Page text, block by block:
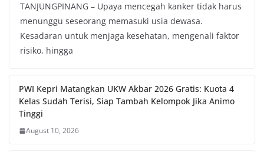
TANJUNGPINANG – Upaya mencegah kanker tidak harus
menunggu seseorang memasuki usia dewasa.
Kesadaran untuk menjaga kesehatan, mengenali faktor
risiko, hingga
PWI Kepri Matangkan UKW Akbar 2026 Gratis: Kuota 4
Kelas Sudah Terisi, Siap Tambah Kelompok Jika Animo
Tinggi
August 10, 2026